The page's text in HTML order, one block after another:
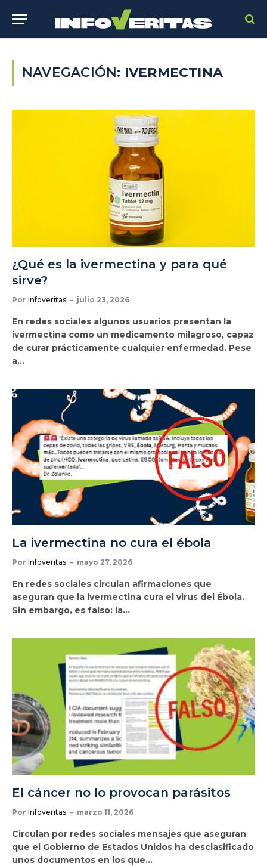
NAVEGACIÓN: IVERMECTINA
¿Qué es la ivermectina y para qué
sirve?
Por Infoveritas julio 23, 2026
En redes sociales algunos usuarios presentan la
ivermectina como un medicamento milagroso, capaz
de curar prácticamente cualquier enfermedad. Pese
a…
La ivermectina no cura el ébola
Por Infoveritas mayo 27, 2026
En redes sociales circulan afirmaciones que
aseguran que la ivermectina cura el virus del Ébola.
Sin embargo, es falso: la…
El cáncer no lo provocan parásitos
Por Infoveritas marzo 11, 2026
Circulan por redes sociales mensajes que aseguran
que el Gobierno de Estados Unidos ha desclasificado
unos documentos en los que…